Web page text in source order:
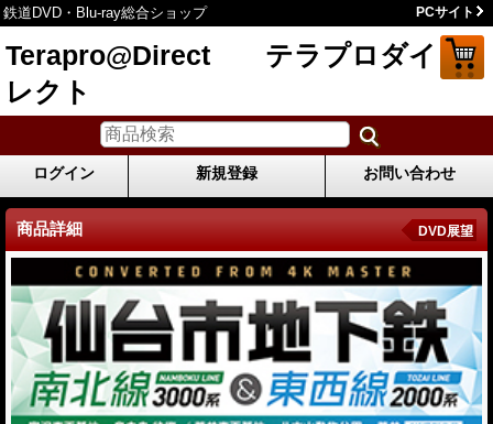
鉄道DVD・Blu-ray総合ショップ PCサイト
Terapro@Direct テラプロダイ
レクト
ログイン 新規登録 お問い合わせ
商品詳細 DVD展望